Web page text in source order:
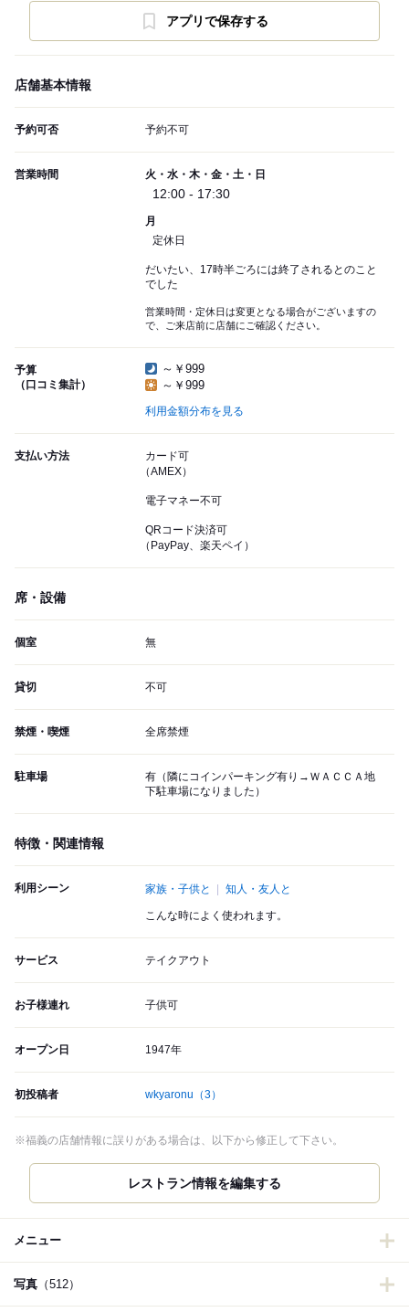
アプリで保存する
店舗基本情報
予約可否 予約不可
営業時間 火・水・木・金・土・日
12:00 - 17:30
月
定休日
だいたい、17時半ごろには終了されるとのこと
でした
営業時間・定休日は変更となる場合がございますの
で、ご来店前に店舗にご確認ください。
予算
（口コミ集計）
～￥999
～￥999
利用金額分布を見る
支払い方法
カード可
（AMEX）
電子マネー不可
QRコード決済可
（PayPay、楽天ペイ）
席・設備
個室 無
貸切 不可
禁煙・喫煙 全席禁煙
駐車場
有（隣にコインパーキング有り→ＷＡＣＣＡ地
下駐車場になりました）
特徴・関連情報
利用シーン 家族・子供と 知人・友人と
こんな時によく使われます。
サービス テイクアウト
お子様連れ 子供可
オープン日 1947年
初投稿者 wkyaronu （3）
※福義の店舗情報に誤りがある場合は、以下から修正して下さい。
メニュー
写真 （512）